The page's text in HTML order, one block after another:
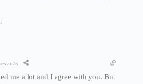
atrás
me a lot and I agree with you. But